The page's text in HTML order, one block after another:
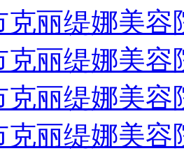
克丽缇娜美容
克丽缇娜美容
克丽缇娜美容
克丽缇娜美